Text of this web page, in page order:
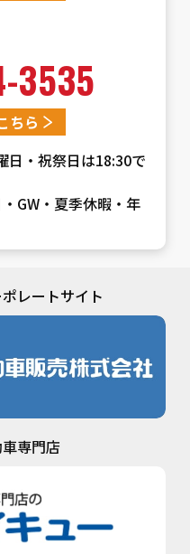
3535
ちら
日・祝祭日は18:30で
GW・夏季休暇・年
レートサイト
専門店